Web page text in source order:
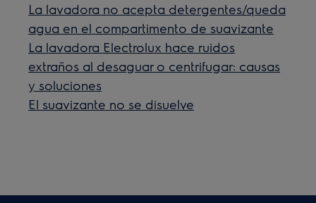
La lavadora no acepta detergentes/queda
agua en el compartimento de suavizante
La lavadora Electrolux hace ruidos
extraños al desaguar o centrifugar: causas
y soluciones
El suavizante no se disuelve